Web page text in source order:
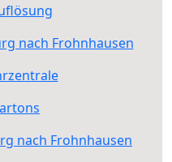
nach Frohnhausen
nach Frohnhausen